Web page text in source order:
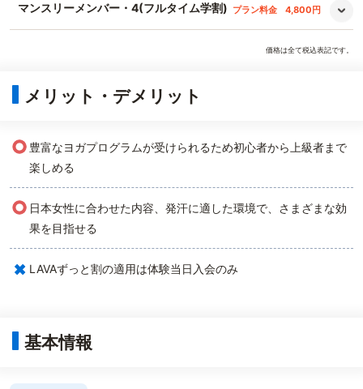
マンスリーメンバー・4(フルタイム学割) プラン料金 4,800円
価格は全て税込表記です。
メリット・デメリット
○ 豊富なヨガプログラムが受けられるため初心者から上級者まで
楽しめる
○ 日本女性に合わせた内容、発汗に適した環境で、さまざまな効
果を目指せる
× LAVAずっと割の適用は体験当日入会のみ
基本情報